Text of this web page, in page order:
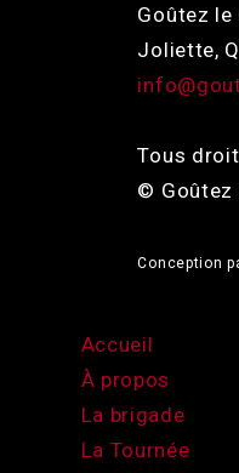
Goûtez le
Joliette,
Tous
© Goûtez
Conception
Accueil
À propos
La brigade
La Tournée